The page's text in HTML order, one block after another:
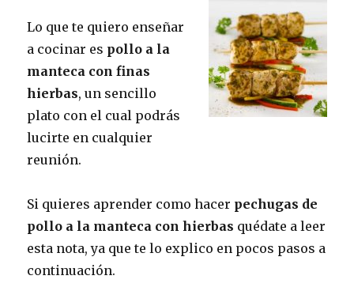
Lo que te quiero enseñar
a cocinar es pollo a la
manteca con finas
hierbas, un sencillo
plato con el cual podrás
lucirte en cualquier
reunión.
Si quieres aprender como hacer pechugas de
pollo a la manteca con hierbas quédate a leer
esta nota, ya que te lo explico en pocos pasos a
continuación.